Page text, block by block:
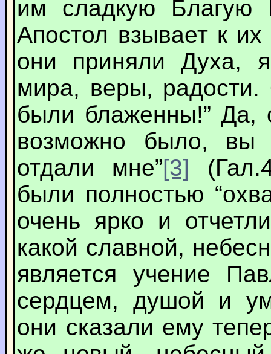
им сладкую Благую
Апостол взывает к
они приняли Духа,
мира, веры,
были блаженны!” Да,
возможно было, вы
отдали мне”[3]
были полностью
очень ярко и
какой славной,
является учение
сердцем, душой и
они сказали ему